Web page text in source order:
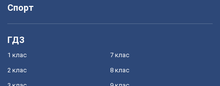
Спорт
ГДЗ
1 клас
2 клас
7 клас
8 клас